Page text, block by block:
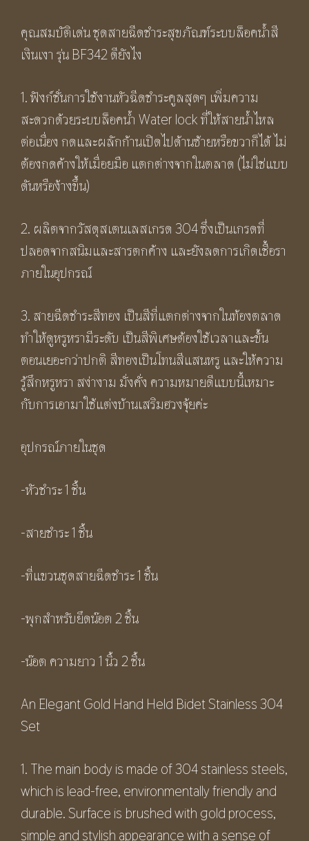
คุณสมบัติเด่น ชุดสายฉีดชำระสุขภัณฑ์ระบบล็อคน้ำสี
เงินเงา รุ่น BF342 ดียังไง
1. ฟังก์ชั่นการใช้งานหัวฉีดชำระคูลสุดๆ เพิ่มความ
สะดวกด้วยระบบล็อคน้ำ Water lock ที่ให้สายน้ำไหล
ต่อเนื่อง กดและผลักก้านเปิดไปด้านซ้ายหรือขวาก็ได้ ไม่
ต้องกดค้างให้เมื่อยมือ แตกต่างจากในตลาด (ไม่ใช่แบบ
ดันหรือง้างขึ้น)
2. ผลิตจากวัสดุสเตนเลสเกรด 304 ซึ่งเป็นเกรดที่
ปลอดจากสนิมและสารตกค้าง และยังลดการเกิดเชื้อรา
ภายในอุปกรณ์
3. สายฉีดชำระสีทอง เป็นสีที่แตกต่างจากในท้องตลาด
ทำให้ดูหรูหรามีระดับ เป็นสีพิเศษต้องใช้เวลาและขั้น
ตอนเยอะกว่าปกติ สีทองเป็นโทนสีแสนหรู และให้ความ
รู้สึกหรูหรา สง่างาม มั่งคั่ง ความหมายดีแบบนี้เหมาะ
กับการเอามาใช้แต่งบ้านเสริมฮวงจุ้ยค่ะ
อุปกรณ์ภายในชุด
-หัวชำระ 1 ชิ้น
-สายชำระ 1 ชิ้น
-ที่แขวนชุดสายฉีดชำระ 1 ชิ้น
-พุกสำหรับยึดน๊อต 2 ชิ้น
-น๊อต ความยาว 1 นิ้ว 2 ชิ้น
An Elegant Gold Hand Held Bidet Stainless 304
Set
1. The main body is made of 304 stainless steels,
which is lead-free, environmentally friendly and
durable. Surface is brushed with gold process,
simple and stylish appearance with a sense of